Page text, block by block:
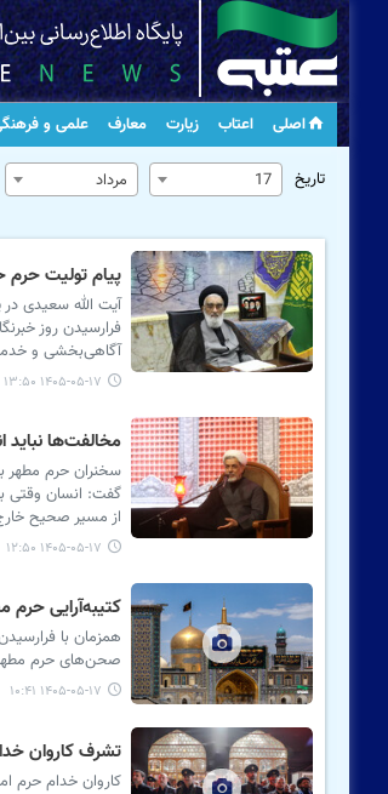
اصلی اعتاب زیارت معارف علمی و
تاریخ 17 مرداد
پیام تولیت
آیت الله سعیدی
فرارسیدن روز
آگاهی‌بخشی و
۱۴۰۵-۰۵-۱۷ ۱۳:۵۰
مخالفت‌ها
سخنران حرم مطهر
گفت: انسان وقتی
از مسیر صحیح
۱۴۰۵-۰۵-۱۷ ۱۲:۵۰
کتیبه‌آرایی حرم
همزمان با
صحن‌های حرم مطهر
۱۴۰۵-۰۵-۱۷ ۱۰:۴۱
تشرف کاروان